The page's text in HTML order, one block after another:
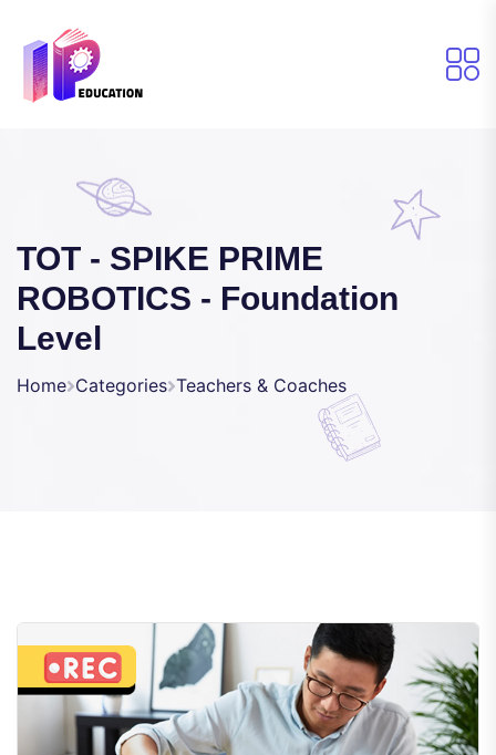
TOT - SPIKE PRIME
ROBOTICS - Foundation
Level
Home Categories Teachers & Coaches